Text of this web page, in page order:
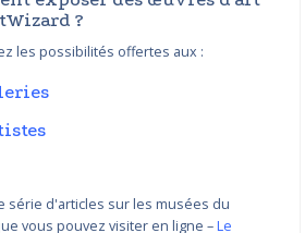
?
les possibilités offertes aux :
série d'articles sur les musées du
vous pouvez visiter en ligne –Le